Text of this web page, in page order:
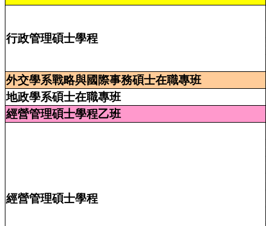
行政管理碩士學程
外交學系戰略與國際事務碩士在職專班
地政學系碩士在職專班
經營管理碩士學程乙班
經營管理碩士學程